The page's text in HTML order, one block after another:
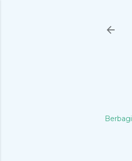
Berbagi